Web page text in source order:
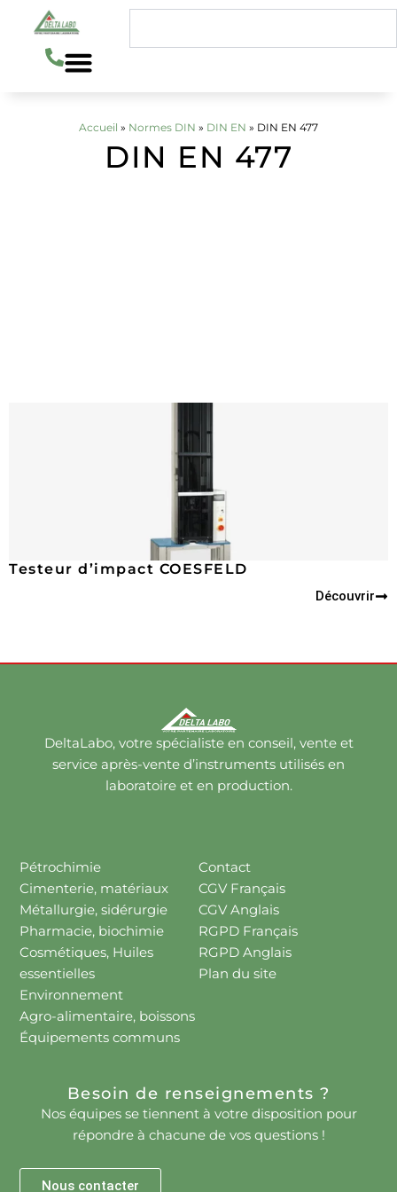
contenu
Accueil » Normes DIN » DIN EN » DIN EN 477
DIN EN 477
Testeur d’impact COESFELD
Découvrir
DeltaLabo, votre spécialiste en conseil, vente et
service après-vente d’instruments utilisés en
laboratoire et en production.
Pétrochimie
Cimenterie, matériaux
Métallurgie, sidérurgie
Pharmacie, biochimie
Cosmétiques, Huiles
essentielles
Environnement
Agro-alimentaire, boissons
Équipements communs
Contact
CGV Français
CGV Anglais
RGPD Français
RGPD Anglais
Plan du site
Besoin de renseignements ?
Nos équipes se tiennent à votre disposition pour
répondre à chacune de vos questions !
Nous contacter